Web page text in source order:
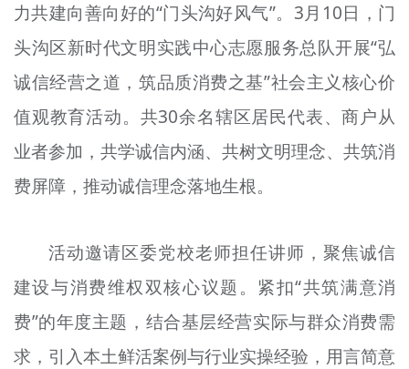
榜样人物
+
身边好人
文明评论
北京宣传文化引导基金
专题
资料库
+
力共建向善向好的“门头沟好风气”。3月10日，门
头沟区新时代文明实践中心志愿服务总队开展“弘
诚信经营之道，筑品质消费之基”社会主义核心价
值观教育活动。共30余名辖区居民代表、商户从
业者参加，共学诚信内涵、共树文明理念、共筑消
费屏障，推动诚信理念落地生根。
活动邀请区委党校老师担任讲师，聚焦诚信
建设与消费维权双核心议题。紧扣“共筑满意消
费”的年度主题，结合基层经营实际与群众消费需
求，引入本土鲜活案例与行业实操经验，用言简意